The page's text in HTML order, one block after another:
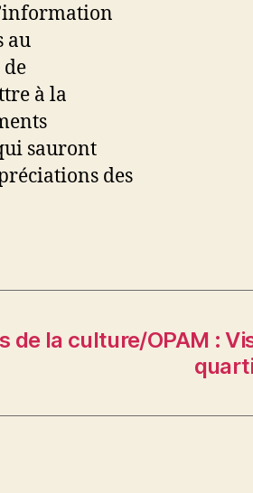
au
à la
sauront
des
de la culture/OPAM :